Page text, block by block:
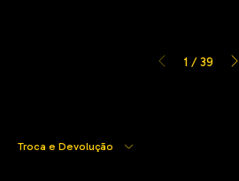
1 / 39
Troca e Devolução